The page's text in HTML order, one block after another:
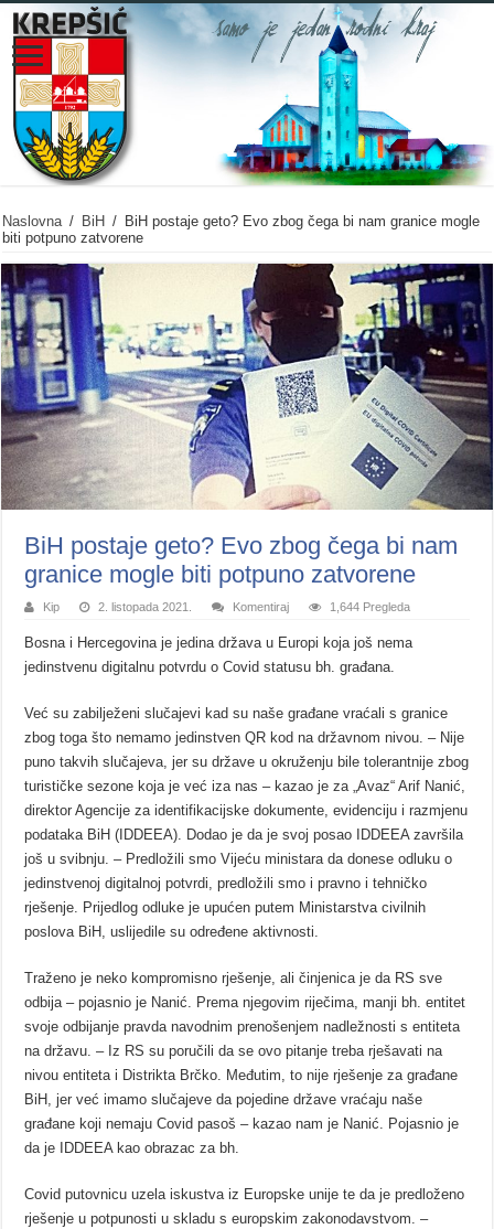
Naslovna / BiH / BiH postaje geto? Evo zbog čega bi nam granice mogle
biti potpuno zatvorene
BiH postaje geto? Evo zbog čega bi nam
granice mogle biti potpuno zatvorene
Kip 2. listopada 2021. Komentiraj 1,644 Pregleda
Bosna i Hercegovina je jedina država u Europi koja još nema
jedinstvenu digitalnu potvrdu o Covid statusu bh. građana.
Već su zabilježeni slučajevi kad su naše građane vraćali s granice
zbog toga što nemamo jedinstven QR kod na državnom nivou. – Nije
puno takvih slučajeva, jer su države u okruženju bile tolerantnije zbog
turističke sezone koja je već iza nas – kazao je za „Avaz“ Arif Nanić,
direktor Agencije za identifikacijske dokumente, evidenciju i razmjenu
podataka BiH (IDDEEA). Dodao je da je svoj posao IDDEEA završila
još u svibnju. – Predložili smo Vijeću ministara da donese odluku o
jedinstvenoj digitalnoj potvrdi, predložili smo i pravno i tehničko
rješenje. Prijedlog odluke je upućen putem Ministarstva civilnih
poslova BiH, uslijedile su određene aktivnosti.
Traženo je neko kompromisno rješenje, ali činjenica je da RS sve
odbija – pojasnio je Nanić. Prema njegovim riječima, manji bh. entitet
svoje odbijanje pravda navodnim prenošenjem nadležnosti s entiteta
na državu. – Iz RS su poručili da se ovo pitanje treba rješavati na
nivou entiteta i Distrikta Brčko. Međutim, to nije rješenje za građane
BiH, jer već imamo slučajeve da pojedine države vraćaju naše
građane koji nemaju Covid pasoš – kazao nam je Nanić. Pojasnio je
da je IDDEEA kao obrazac za bh.
Covid putovnicu uzela iskustva iz Europske unije te da je predloženo
rješenje u potpunosti u skladu s europskim zakonodavstvom. –